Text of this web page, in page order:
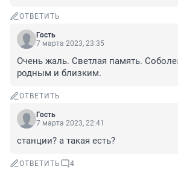
ОТВЕТИТЬ
Гость
7 марта 2023, 23:35
Очень жаль. Светлая память.
родным и близким.
ОТВЕТИТЬ
Гость
7 марта 2023, 22:41
станции? а такая есть?
ОТВЕТИТЬ 4